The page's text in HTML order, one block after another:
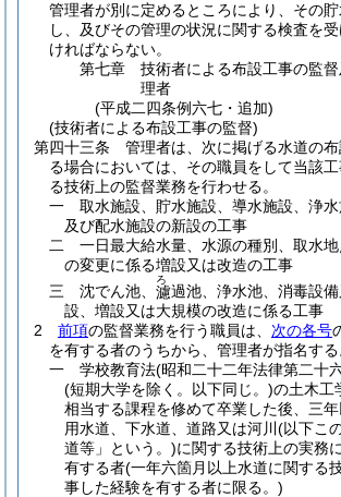
管理者が別に定めるところにより、その
し、及びその管理の状況に関する検査を
ければならない。
第七章
技術者による布設工事の監
理者
(平成二四条例六七・追加)
(技術者による布設工事の監督)
第四十三条
管理者は、次に掲げる水道の
る場合においては、その職員をして当該
る技術上の監督業務を行わせる。
一
取水施設、貯水施設、導水施設、浄
及び配水施設の新設の工事
二
一日最大給水量、水源の種別、取水
の変更に係る増設又は改造の工事
三
沈でん池、 濾
ろ
過池、浄水池、消毒設
設、増設又は大規模の改造に係る工事
2
前項の監督業務を行う職員は、 次の各号
を有する者のうちから、管理者が指名する
一
学校教育法(昭和二十二年法律第二十
(短期大学を除く。以下同じ。)の土木工
相当する課程を修めて卒業した後、三
用水道、下水道、道路又は河川 (以下こ
道等」という。)に関する技術上の実務
有する者(一年六箇月以上水道に関する
事した経験を有する者に限る。)